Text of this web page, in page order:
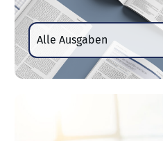
Alle Ausgaben